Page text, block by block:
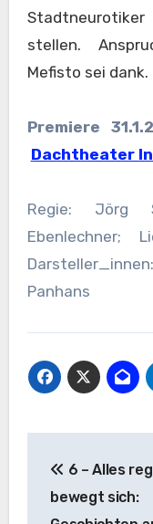
stellen.
Mefisto sei dank.
Premiere
Dachtheater
Regie: Jörg
Ebenlechner;
Panhans
6 – Alles
bewegt sich: